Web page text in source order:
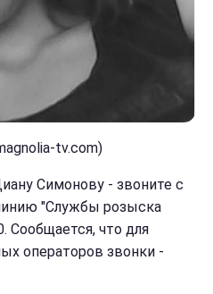
tv.com)
Симонову - звоните с
"Службы розыска
Сообщается, что для
операторов звонки -